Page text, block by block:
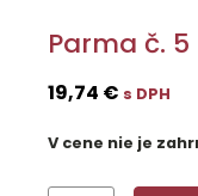
Parma č. 5
19,74 € s DPH
V cene nie je